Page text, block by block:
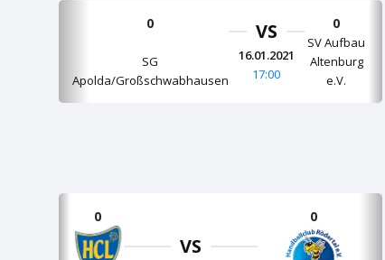
0
SG
Apolda/Großschwabhausen
VS
16.01.2021
17:00
0
SV Aufbau
Altenburg
e.V.
0
VS
0